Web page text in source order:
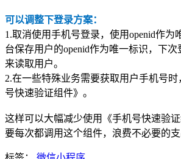
可以调整下登录方案：
1.取消使用手机号登录，使用openid作为
台保存用户的openid作为唯一标识，下次
来读取用户。
2.在一些特殊业务需要获取用户手机号时
号快速验证组件》 。
这样可以大幅减少使用
《手机号快速验
要每次都调用这个组件，浪费不必要的支